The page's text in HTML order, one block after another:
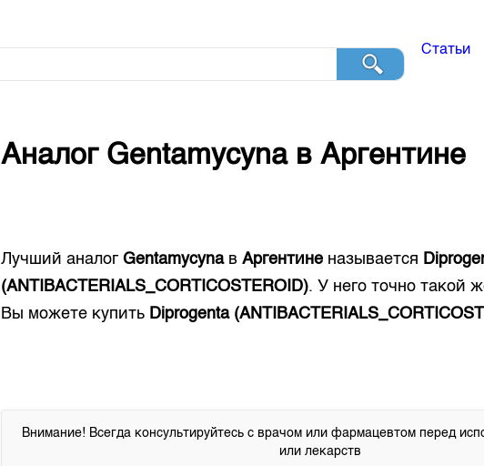
Статьи
Аналог GentamycynaвАргентине
Лучший аналогGentamycynaвАргентине называется
(ANTIBACTERIALS_CORTICOSTEROID). У него точно такой
Вы можете купить Diprogenta
Внимание! Всегда консультируйтесь с врачом или фармацевтом перед
или лекарств